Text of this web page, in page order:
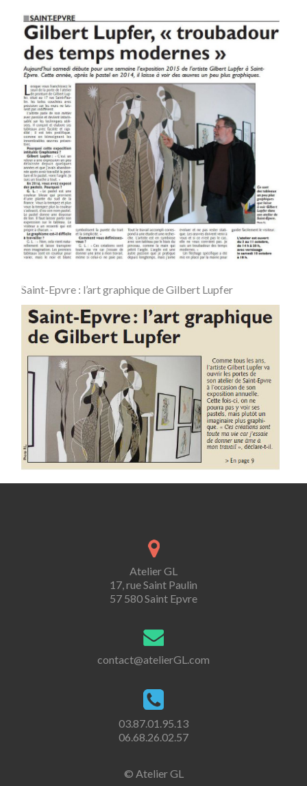
Saint-Epvre : l’art graphique de Gilbert Lupfer
Atelier GL
17, rue Saint Paulin
57 580 Saint Epvre
contact@atelierGL.com
03.87.01.95.13
06.68.26.02.57
© Atelier GL